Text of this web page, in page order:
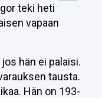
teki heti
vapaan
hän ei palaisi.
tausta.
Hän on 193-